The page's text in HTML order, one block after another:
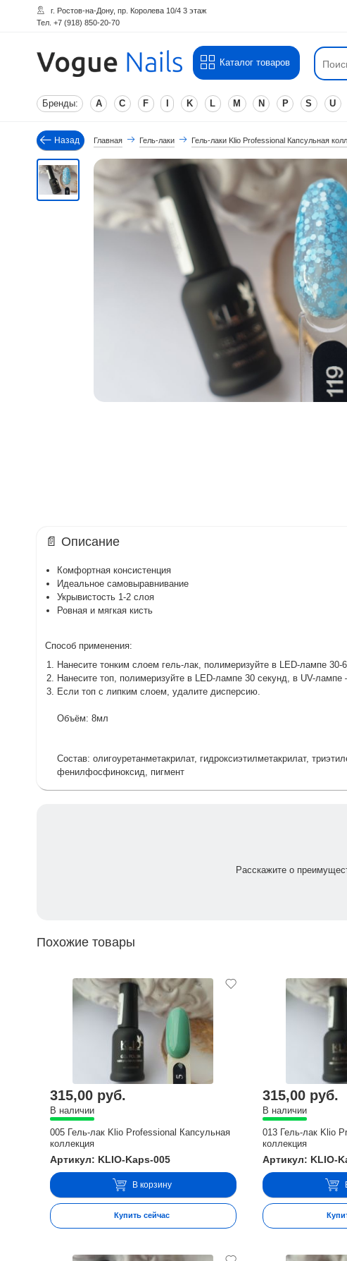
г. Ростов-на-Дону, пр. Королева 10/4 3 этаж
Тел. +7 (918) 850-20-70
Каталог товаров
Бренды: A C F K L M N P S U
Назад Главная Гель-лаки Гель-лаки Klio Professional Капсульная
📄 Описание
Комфортная консистенция
Идеальное самовыравнивание
Укрывистость 1-2 слоя
Ровная и мягкая кисть
Способ применения:
Нанесите тонким слоем гель-лак, полимеризуйте в LED-лампе
Нанесите топ, полимеризуйте в LED-лампе 30 секунд, в UV-лампе
Если топ с липким слоем, удалите дисперсию.
Объём: 8мл
Состав: олигоуретанметакрилат, гидроксиэтилметакрилат,
фенилфосфиноксид, пигмент
Расскажите о
Похожие товары
315,00 руб.
В наличии
005 Гель-лак Klio Professional Капсульная
коллекция
Артикул: KLIO-Kaps-005
В корзину
Купить сейчас
315,00 руб.
В наличии
013 Гель-лак Klio
коллекция
Артикул: KLIO-